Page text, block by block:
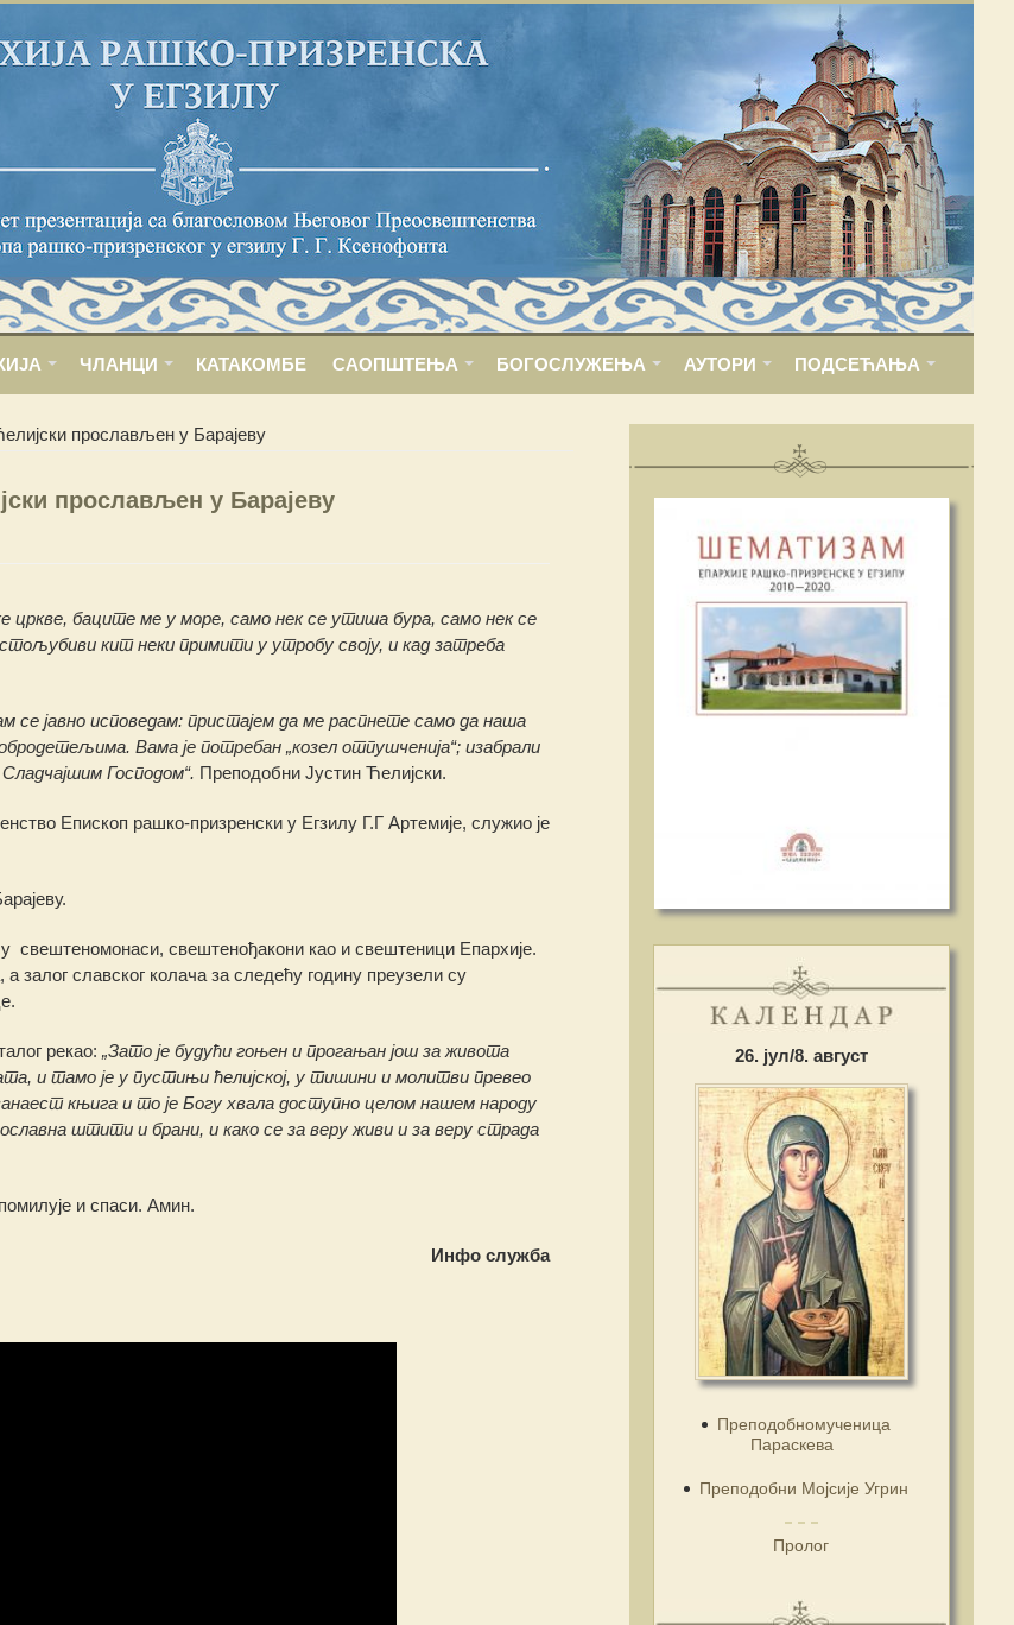
ЧЛАНЦИ КАТАКОМБЕ САОПШТЕЊА БОГОСЛУЖЕЊА АУТОРИ ПОДСЕЋАЊА
прослављен у Барајеву
прослављен у Барајеву
цркве, баците ме у море, само нек се утиша бура, само нек се
кит неки примити у утробу своју, и кад затреба
се јавно исповедам: пристајем да ме распнете само да наша
Вама је потребан „козел отпушченија“; изабрали
Господом“. Преподобни Јустин Ћелијски.
Епископ рашко-призренски у Егзилу Г.Г Артемије, служио је
свештенођакони као и свештеници Епархије.
славског колача за следећу годину преузели су
рекао: „Зато је будући гоњен и прогањан још за живота
и тамо је у пустињи ћелијској, у тишини и молитви превео
књига и то је Богу хвала доступно целом нашем народу
штити и брани, и како се за веру живи и за веру страда
и спаси. Амин.
Инфо служба
26. јул/8. август
Преподобномученица
Параскева
Преподобни Мојсије Угрин
Пролог